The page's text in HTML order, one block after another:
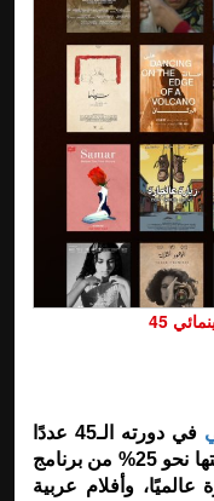
45
في دورته الـ45 عددًا
من الأفلام المصرية والعربية تصل نسبتها نحو 25% من برنامج
وأفلام عربية